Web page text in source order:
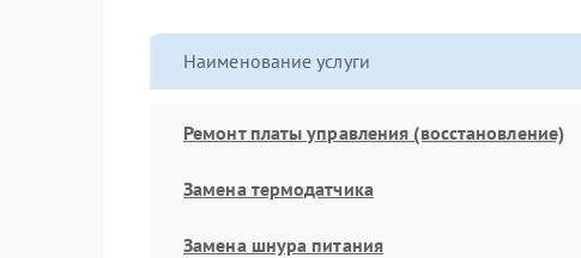
Наименование услуги
Ремонт платы управления (восстановление)
Замена термодатчика
Замена шнура питания